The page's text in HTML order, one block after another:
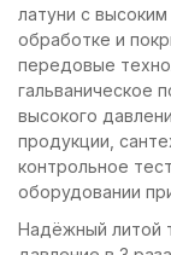
латуни с
обработке и
передовые
гальваническое
высокого
продукции,
контрольное
оборудовании
Надёжный литой